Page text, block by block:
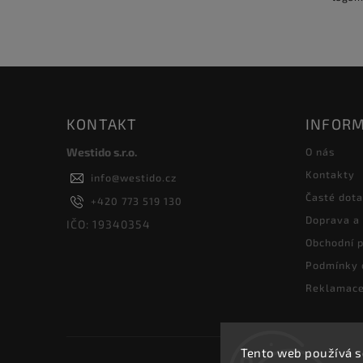
Tento web používá
KONTAKT
Westido s.r.o.
info@westido.cz
+420 773 519 130
IČO: 19340354
O nás
Kontakty
Časté
Doprava
Obchodní
Podmínky